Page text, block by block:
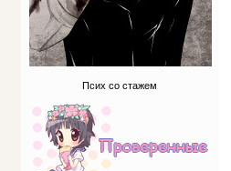
Псих со стажем